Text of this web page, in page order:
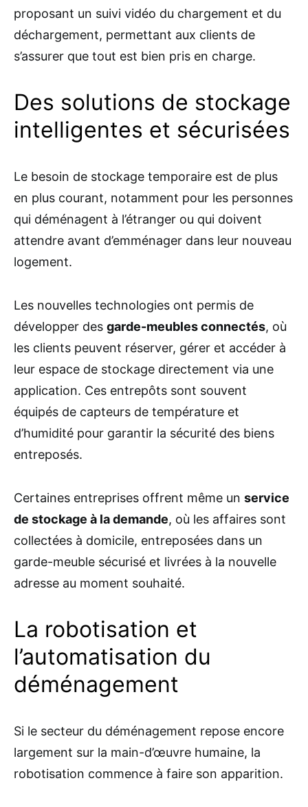
proposant un suivi vidéo du chargement et du
déchargement, permettant aux clients de
s’assurer que tout est bien pris en charge.
Des solutions de stockage
intelligentes et sécurisées
Le besoin de stockage temporaire est de plus
en plus courant, notamment pour les personnes
qui déménagent à l’étranger ou qui doivent
attendre avant d’emménager dans leur nouveau
logement.
Les nouvelles technologies ont permis de
développer des garde-meubles connectés, où
les clients peuvent réserver, gérer et accéder à
leur espace de stockage directement via une
application. Ces entrepôts sont souvent
équipés de capteurs de température et
d’humidité pour garantir la sécurité des biens
entreposés.
Certaines entreprises offrent même un service
de stockage à la demande, où les affaires sont
collectées à domicile, entreposées dans un
garde-meuble sécurisé et livrées à la nouvelle
adresse au moment souhaité.
La robotisation et
l’automatisation du
déménagement
Si le secteur du déménagement repose encore
largement sur la main-d’œuvre humaine, la
robotisation commence à faire son apparition.